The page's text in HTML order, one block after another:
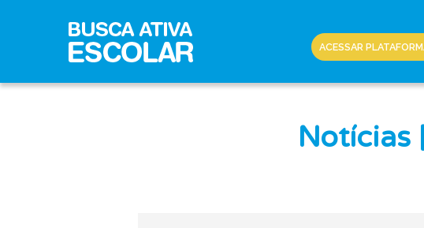
ACESSAR
Notícias